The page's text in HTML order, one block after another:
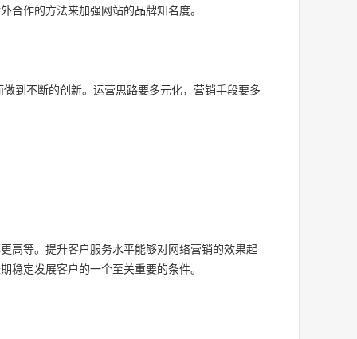
作的方法来加强网站的品牌知名度。
到不断的创新。运营思路要多元化，营销手段要多
高等。提升客户服务水平能够对网络营销的效果起
定发展客户的一个至关重要的条件。